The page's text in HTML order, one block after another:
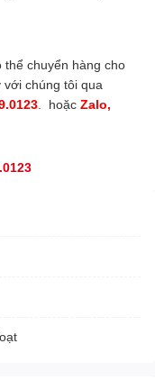
thể chuyển hàng cho
chúng tôi qua
hoặc Zalo,